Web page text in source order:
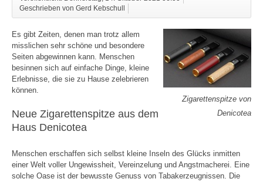
Geschrieben von Gerd Kebschull
Zigarettenspitze von
Denicotea
Es gibt Zeiten, denen man trotz allem
misslichen sehr schöne und besondere
Seiten abgewinnen kann. Menschen
besinnen sich auf einfache Dinge, kleine
Erlebnisse, die sie zu Hause zelebrieren
können.
Neue Zigarettenspitze aus dem
Haus Denicotea
Menschen erschaffen sich selbst kleine Inseln des Glücks inmitten
einer Welt voller Ungewissheit, Vereinzelung und Angstmacherei. Eine
solche Oase ist der bewusste Genuss von Tabakerzeugnissen. Die